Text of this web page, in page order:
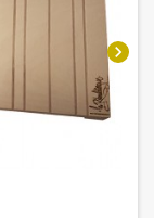
chevron_right